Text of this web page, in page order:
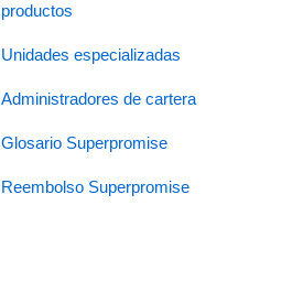
productos
Unidades especializadas
Administradores de cartera
Glosario Superpromise
Reembolso Superpromise